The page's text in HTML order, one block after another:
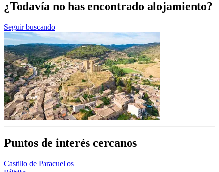
¿Todavía no has encontrado alojamiento?
Seguir buscando
Puntos de interés cercanos
Castillo de Paracuellos